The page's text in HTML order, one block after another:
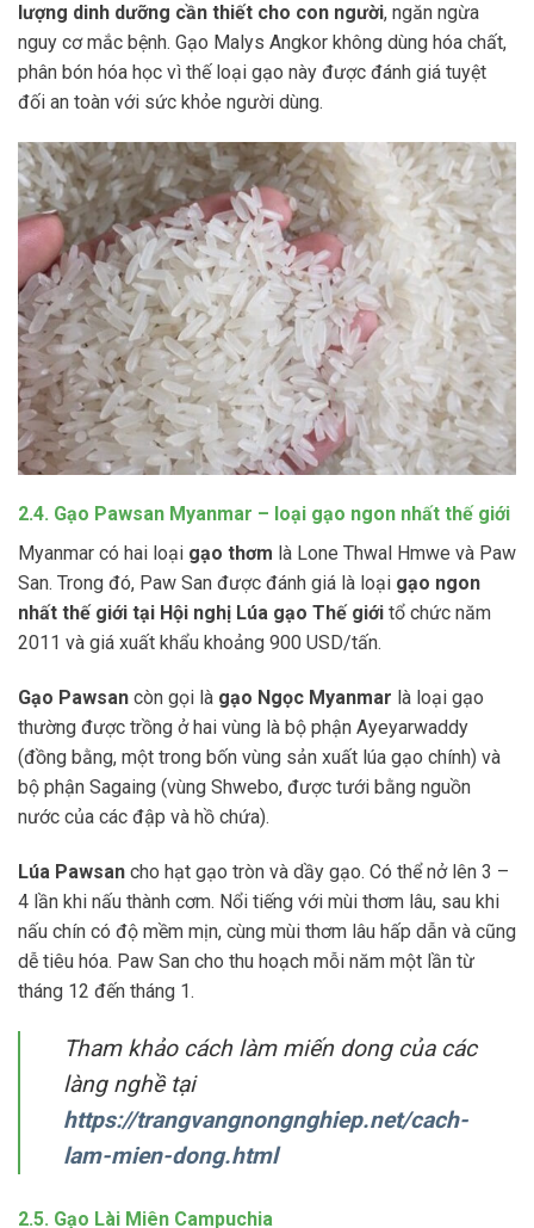
lượng dinh dưỡng cần thiết cho con người, ngăn ngừa
nguy cơ mắc bệnh. Gạo Malys Angkor không dùng hóa chất,
phân bón hóa học vì thế loại gạo này được đánh giá tuyệt
đối an toàn với sức khỏe người dùng.
2.4. Gạo Pawsan Myanmar – loại gạo ngon nhất thế giới
Myanmar có hai loại gạo thơm là Lone Thwal Hmwe và Paw
San. Trong đó, Paw San được đánh giá là loại gạo ngon
nhất thế giới tại Hội nghị Lúa gạo Thế giới tổ chức năm
2011 và giá xuất khẩu khoảng 900 USD/tấn.
Gạo Pawsan còn gọi là gạo Ngọc Myanmar là loại gạo
thường được trồng ở hai vùng là bộ phận Ayeyarwaddy
(đồng bằng, một trong bốn vùng sản xuất lúa gạo chính) và
bộ phận Sagaing (vùng Shwebo, được tưới bằng nguồn
nước của các đập và hồ chứa).
Lúa Pawsan cho hạt gạo tròn và dầy gạo. Có thể nở lên 3 –
4 lần khi nấu thành cơm. Nổi tiếng với mùi thơm lâu, sau khi
nấu chín có độ mềm mịn, cùng mùi thơm lâu hấp dẫn và cũng
dễ tiêu hóa. Paw San cho thu hoạch mỗi năm một lần từ
tháng 12 đến tháng 1.
Tham khảo cách làm miến dong của các
làng nghề tại
https://trangvangnongnghiep.net/cach-
lam-mien-dong.html
2.5. Gạo Lài Miên Campuchia